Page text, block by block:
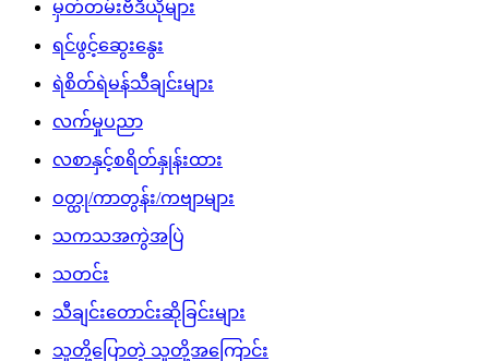
မှတ်တမ်းဗီဒီယိုများ
ရင်ဖွင့်ဆွေးနွေး
ရဲစိတ်ရဲမန်သီချင်းများ
လက်မှုပညာ
လစာနှင့်စရိတ်နှုန်းထား
ဝတ္ထု/ကာတွန်း/ကဗျာများ
သကသအကွဲအပြဲ
သတင်း
သီချင်းတောင်းဆိုခြင်းများ
သူတို့ပြောတဲ့ သူတို့အကြောင်း